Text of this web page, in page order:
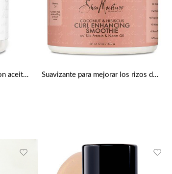
Champú hidratante diario con aceite de coco virgen de 384 ml de Shea Moisture Suavizante para mejorar los rizos de coco e hibisco de Shea Moisture